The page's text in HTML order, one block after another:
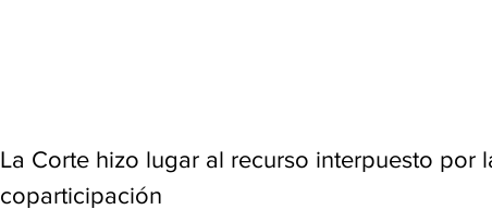
La Corte hizo lugar al recurso interpuesto por
coparticipación